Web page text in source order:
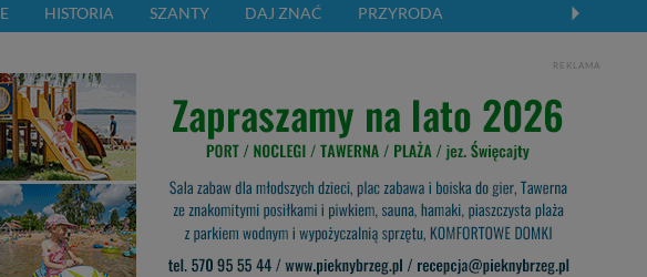
HISTORIA SZANTY DAJ ZNAĆ PRZYRODA
REKLAMA